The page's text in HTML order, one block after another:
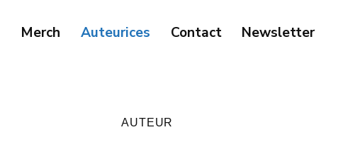
Merch Auteurices Contact Newsletter
AUTEUR